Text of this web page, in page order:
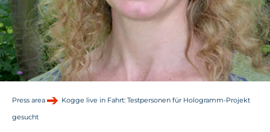
Press area Kogge live in Fahrt: Testpersonen für Hologramm-Projekt
gesucht